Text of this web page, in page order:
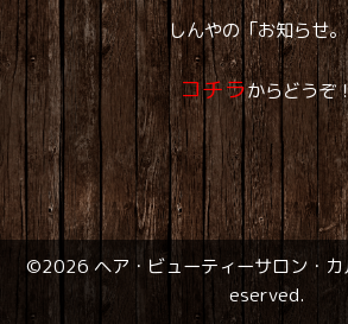
しんやの「お知らせ。
コチラからどうぞ
©2026 ヘア・ビューティーサロン・カ
eserved.